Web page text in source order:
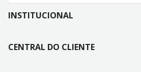
FORMAS DE
PAGAMENTO
INSTITUCIONAL
CENTRAL DO CLIENTE